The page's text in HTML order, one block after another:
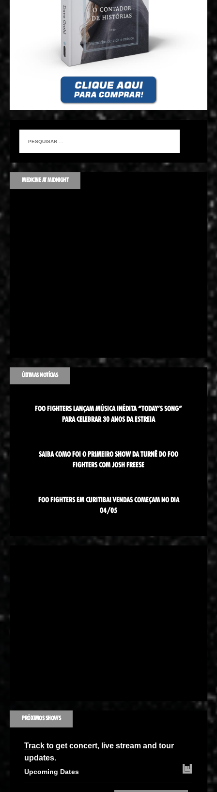
MEDICINE AT MIDNIGHT
ÚLTIMAS NOTÍCIAS
FOO FIGHTERS LANÇAM MÚSICA INÉDITA “TODAY’S SONG”
PARA CELEBRAR 30 ANOS DA ESTREIA
SAIBA COMO FOI O PRIMEIRO SHOW DA TURNÊ DO FOO
FIGHTERS COM JOSH FREESE
FOO FIGHTERS EM CURITIBA! VENDAS COMEÇAM NO DIA
04/05
PRÓXIMOS SHOWS
Track to get concert, live stream and tour
updates.
Upcoming Dates